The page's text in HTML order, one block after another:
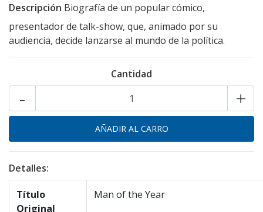
Descripción Biografía de un popular cómico,
presentador de talk-show, que, animado por su
audiencia, decide lanzarse al mundo de la política.
Cantidad
+
-
Detalles:
Título
Original
Man of the Year